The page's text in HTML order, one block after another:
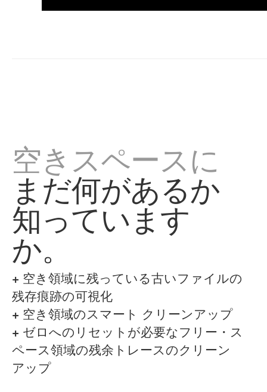
空きスペースに
まだ何があるか
知っています
か。
+ 空き領域に残っている古いファイルの
残存痕跡の可視化
+ 空き領域のスマート クリーンアップ
+ ゼロへのリセットが必要なフリー・ス
ペース領域の残余トレースのクリーン
アップ